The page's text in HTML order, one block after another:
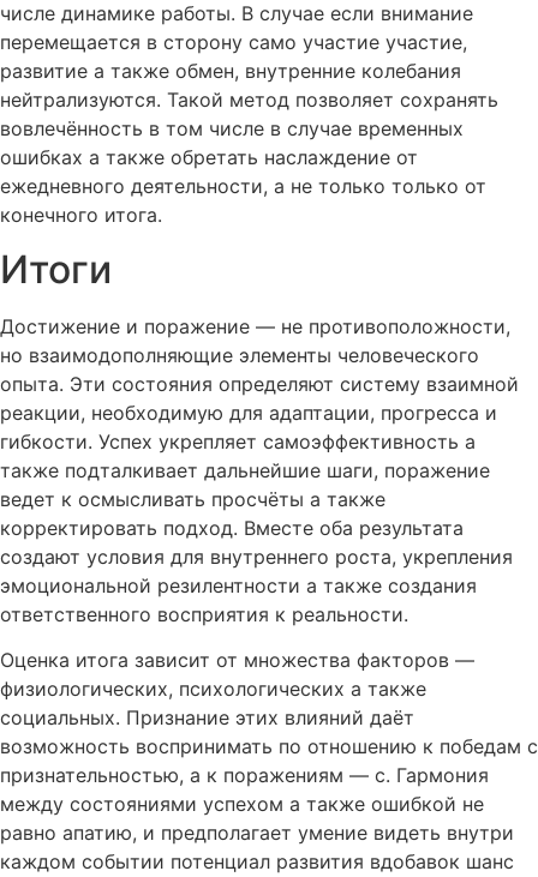
числе динамике работы. В случае если внимание
перемещается в сторону само участие участие,
развитие а также обмен, внутренние колебания
нейтрализуются. Такой метод позволяет сохранять
вовлечённость в том числе в случае временных
ошибках а также обретать наслаждение от
ежедневного деятельности, а не только только от
конечного итога.
Итоги
Достижение и поражение — не противоположности,
но взаимодополняющие элементы человеческого
опыта. Эти состояния определяют систему взаимной
реакции, необходимую для адаптации, прогресса и
гибкости. Успех укрепляет самоэффективность а
также подталкивает дальнейшие шаги, поражение
ведет к осмысливать просчёты а также
корректировать подход. Вместе оба результата
создают условия для внутреннего роста, укрепления
эмоциональной резилентности а также создания
ответственного восприятия к реальности.
Оценка итога зависит от множества факторов —
физиологических, психологических а также
социальных. Признание этих влияний даёт
возможность воспринимать по отношению к победам с
признательностью, а к поражениям — с. Гармония
между состояниями успехом а также ошибкой не
равно апатию, и предполагает умение видеть внутри
каждом событии потенциал развития вдобавок шанс